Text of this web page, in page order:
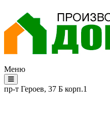
Меню
пр-т Героев, 37 Б корп.1